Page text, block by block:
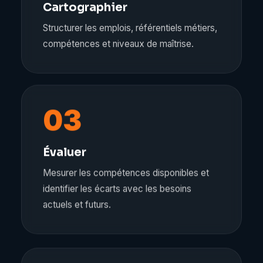
Cartographier
Structurer les emplois, référentiels métiers,
compétences et niveaux de maîtrise.
03
Évaluer
Mesurer les compétences disponibles et
identifier les écarts avec les besoins
actuels et futurs.